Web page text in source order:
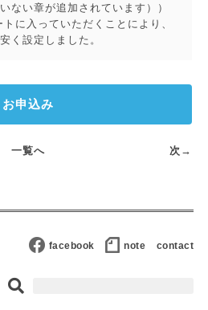
ない章が追加されています））
に入っていただくことにより、
く設定しました。
お申込み
一覧へ 次→
contact
note
facebook